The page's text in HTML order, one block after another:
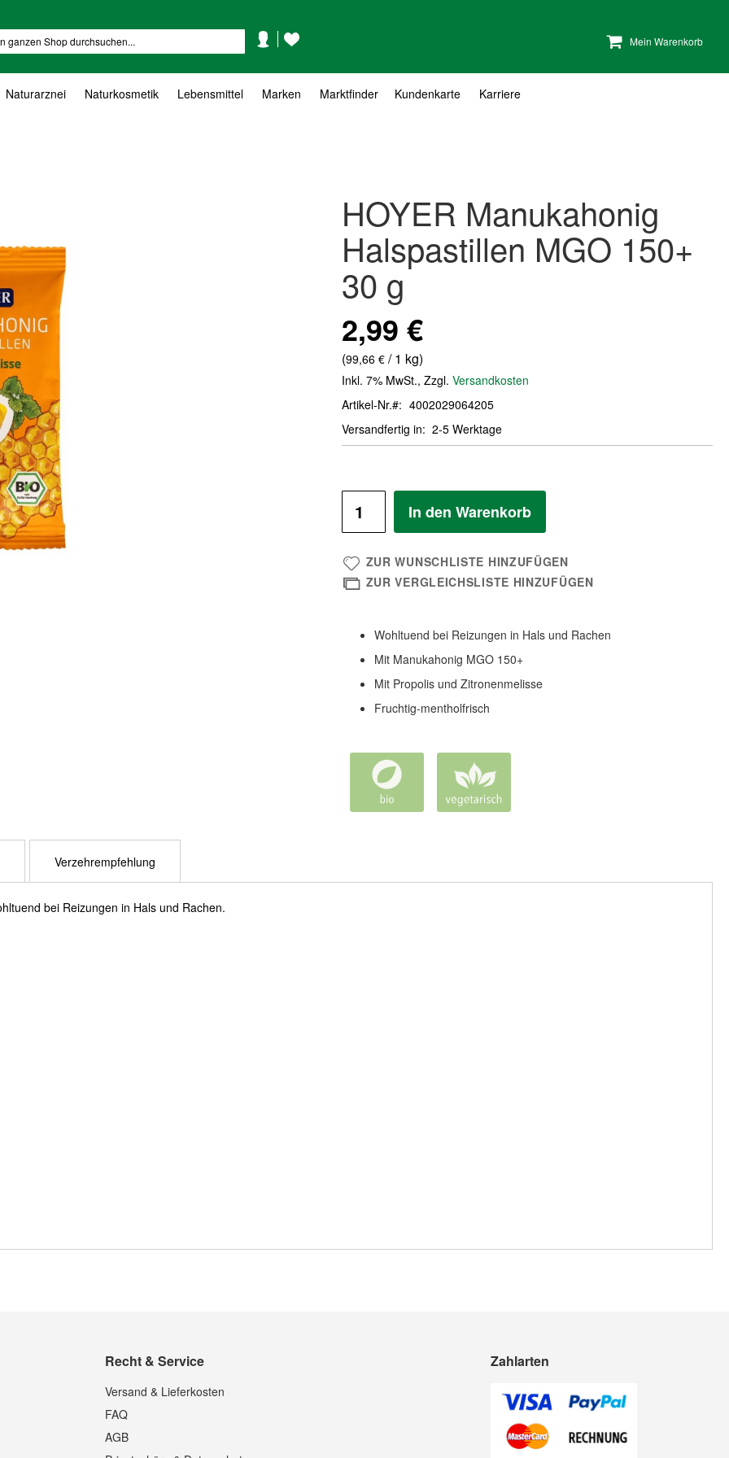
Mein Warenkorb
KontoWunschzettel
Naturarznei Naturkosmetik Lebensmittel Marken Marktfinder Kundenkarte Karriere
HOYER Manukahonig
Halspastillen MGO 150+
30 g
2,99 €
(99,66 €/ 1 kg)
Inkl. 7% MwSt., Zzgl. Versandkosten
Artikel-Nr.
4002029064205
Versandfertig in
2-5 Werktage
In den Warenkorb
ZUR WUNSCHLISTE HINZUFÜGEN
ZUR VERGLEICHSLISTE HINZUFÜGEN
Wohltuend bei Reizungen in Hals und Rachen
Mit Manukahonig MGO 150+
Mit Propolis und Zitronenmelisse
Fruchtig-mentholfrisch
bei Reizungen in Hals und Rachen.
Verzehrempfehlung
Recht & Service
Versand & Lieferkosten
FAQ
AGB
Zahlarten